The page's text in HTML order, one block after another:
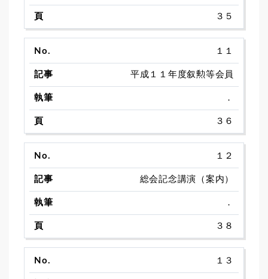
３５
１１
平成１１年度叙勲等会員
．
３６
１２
総会記念講演（案内）
．
３８
１３